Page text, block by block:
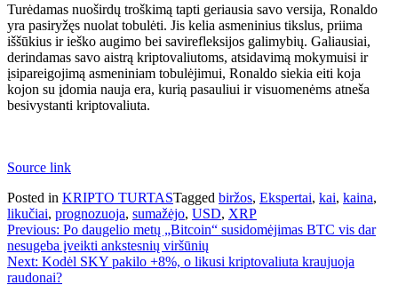
Turėdamas nuoširdų troškimą tapti geriausia savo versija, Ronaldo
yra pasiryžęs nuolat tobulėti. Jis kelia asmeninius tikslus, priima
iššūkius ir ieško augimo bei savirefleksijos galimybių. Galiausiai,
derindamas savo aistrą kriptovaliutoms, atsidavimą mokymuisi ir
įsipareigojimą asmeniniam tobulėjimui, Ronaldo siekia eiti koja
kojon su įdomia nauja era, kurią pasauliui ir visuomenėms atneša
besivystanti kriptovaliuta.
Source link
Posted in KRIPTO TURTASTagged biržos, Ekspertai, kai, kaina,
likučiai, prognozuoja, sumažėjo, USD, XRP
Navigacija
tarp
įrašų
Previous: Po daugelio metų „Bitcoin“ susidomėjimas BTC vis dar
nesugeba įveikti ankstesnių viršūnių
Next: Kodėl SKY pakilo +8%, o likusi kriptovaliuta kraujuoja
raudonai?